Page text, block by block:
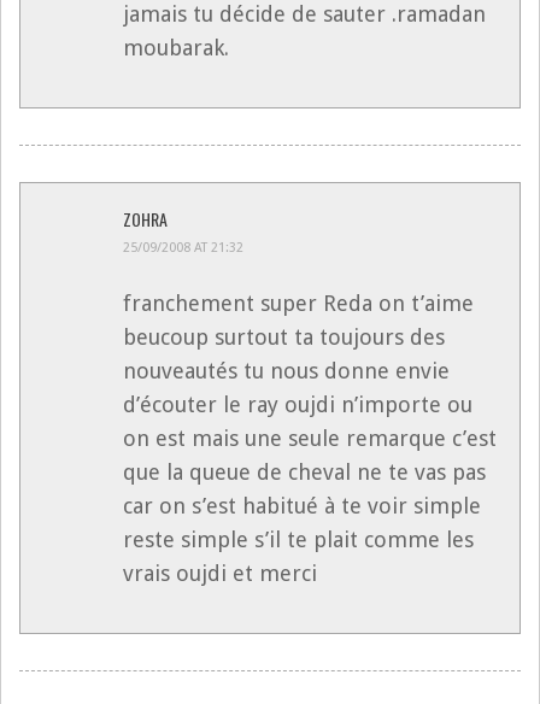
jamais tu décide de sauter .ramadan
moubarak.
ZOHRA
25/09/2008 AT 21:32
franchement super Reda on t’aime
beucoup surtout ta toujours des
nouveautés tu nous donne envie
d’écouter le ray oujdi n’importe ou
on est mais une seule remarque c’est
que la queue de cheval ne te vas pas
car on s’est habitué à te voir simple
reste simple s’il te plait comme les
vrais oujdi et merci